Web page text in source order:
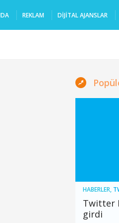
REKLAM DIJITAL AJANSLAR
HABERLER,
Twitter
girdi